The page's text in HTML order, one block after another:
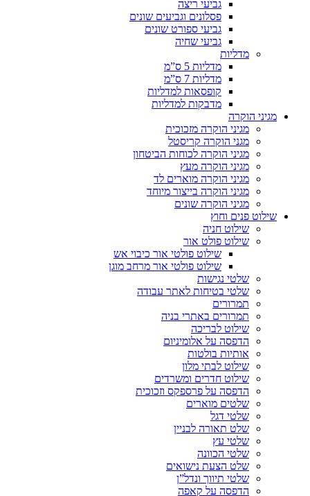
גביעי ריצה
פסלונים וגביעים שונים
גביעי ספורט שונים
גביעי שחיה
מדליות
מדליות 5 ס”מ
מדליות 7 ס”מ
קופסאות למדליות
מדבקות למדליות
מגיני הוקרה
מגיני הוקרה מזכוכית
מגני הוקרה קריסטל
מגיני הוקרה לכוחות הביטחון
מגיני הוקרה מעץ
מגיני הוקרה מוארים לד
מגיני הוקרה בייצור מיוחד
מגיני הוקרה שונים
שילוט פנים וחוץ
שילוט חניה
שילוט פולט אור
שילוט פולטי אור כיבוי אש
שילוט פולטי אור מרחב מוגן
שלטי נגישות
שלטי בטיחות לאתר עבודה
תמרורים
תמרורים באתרי בניה
שילוט לבריכה
הדפסה על אלומיניום
אותיות בולטות
שילוט לבתי מלון
שילוט חדרים ומשרדים
הדפסה על פרספקס וזכוכית
שלטים מוארים
שלטי דגל
שלט תאורה לבניין
שלטי עץ
שלטי הכוונה
שלט הצעת נישואים
שלטי תיווך ונדל”ן
הדפסה על קאפה